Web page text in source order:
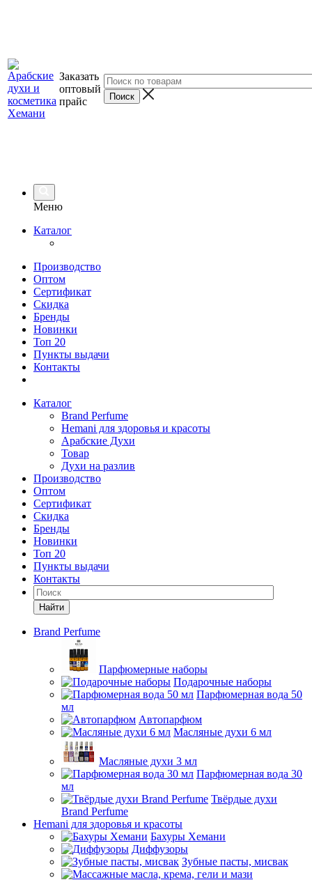
Заказать
оптовый
прайс
Меню
Каталог
Производство
Оптом
Сертификат
Скидка
Бренды
Новинки
Топ 20
Пункты выдачи
Контакты
Каталог
Brand Perfume
Hemani для здоровья и красоты
Арабские Духи
Товар
Духи на разлив
Производство
Оптом
Сертификат
Скидка
Бренды
Новинки
Топ 20
Пункты выдачи
Контакты
Найти
Brand Perfume
Парфюмерные наборы
Подарочные наборы
Парфюмерная вода 50
мл
Автопарфюм
Масляные духи 6 мл
Масляные духи 3 мл
Парфюмерная вода 30
мл
Твёрдые духи
Brand Perfume
Hemani для здоровья и красоты
Бахуры Хемани
Диффузоры
Зубные пасты, мисвак